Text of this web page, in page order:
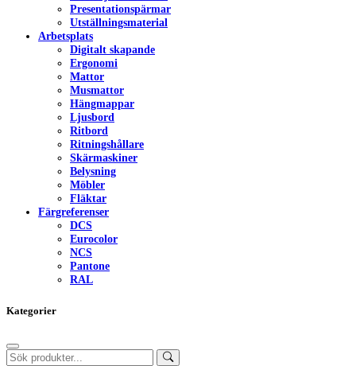
Presentationspärmar
Utställningsmaterial
Arbetsplats
Digitalt skapande
Ergonomi
Mattor
Musmattor
Hängmappar
Ljusbord
Ritbord
Ritningshållare
Skärmaskiner
Belysning
Möbler
Fläktar
Färgreferenser
DCS
Eurocolor
NCS
Pantone
RAL
Kategorier